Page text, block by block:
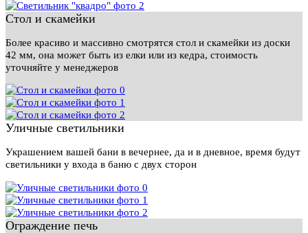
Стол и скамейки
Более красиво и массивно смотрятся стол и скамейки из доски
42 мм, она может быть из елки или из кедра, стоимость
уточняйте у менеджеров
Уличные светильники
Украшением вашей бани в вечернее, да и в дневное, время будут
светильники у входа в баню с двух сторон
Ограждение печь